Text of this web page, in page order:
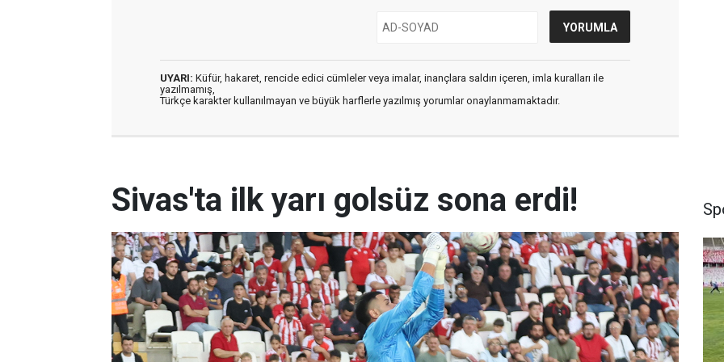
UYARI: Küfür, hakaret, rencide edici cümleler veya imalar, inançlara saldırı içeren, imla kuralları ile
yazılmamış,
Türkçe karakter kullanılmayan ve büyük harflerle yazılmış yorumlar onaylanmamaktadır.
Sivas'ta ilk yarı golsüz sona erdi!